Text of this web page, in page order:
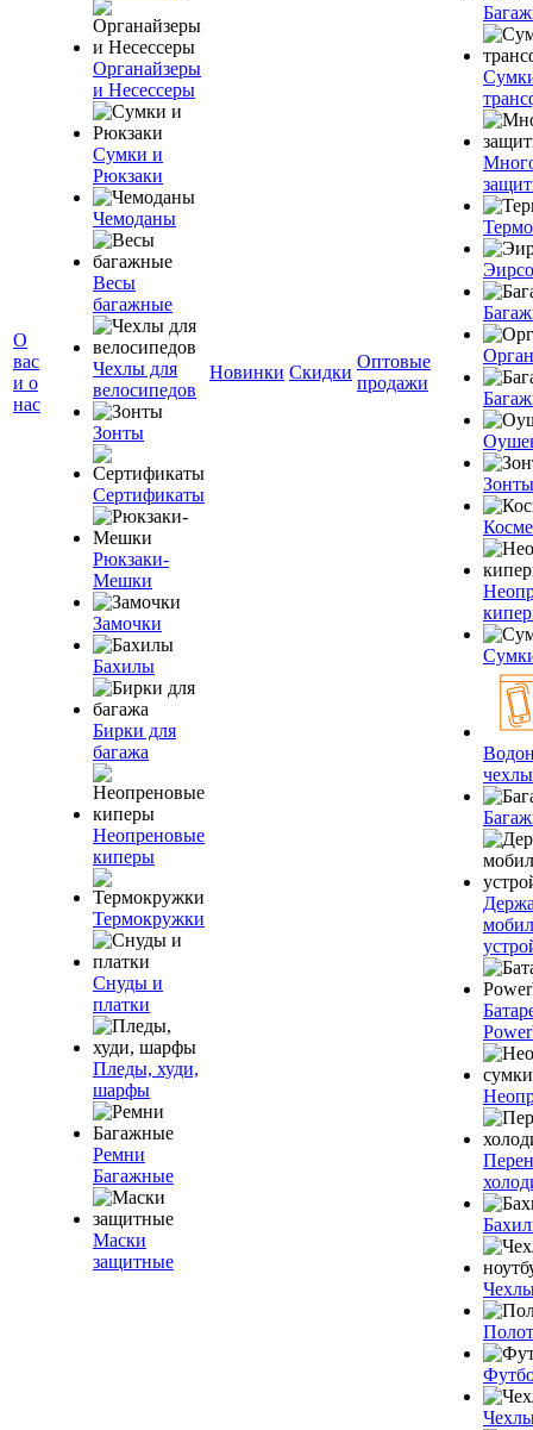
О
вас
и о
нас
Органайзеры
и Несессеры
Сумки и
Рюкзаки
Чемоданы
Весы
багажные
Чехлы для
велосипедов
Зонты
Сертификаты
Рюкзаки-
Мешки
Замочки
Бахилы
Бирки для
багажа
Неопреновые
киперы
Термокружки
Снуды и
платки
Пледы, худи,
шарфы
Ремни
Багажные
Маски
защитные
Новинки Скидки
Оптовые
продажи
Зонты